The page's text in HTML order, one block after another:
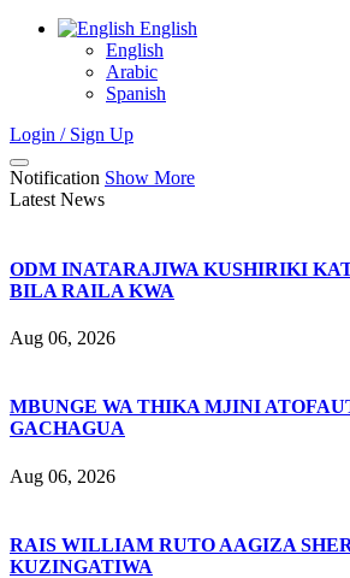
English
English
Arabic
Spanish
Login / Sign Up
Notification Show More
Latest News
ODM INATARAJIWA KUSHIRIKI
BILA RAILA KWA
Aug 06, 2026
MBUNGE WA THIKA MJINI
GACHAGUA
Aug 06, 2026
RAIS WILLIAM RUTO AAGIZA
KUZINGATIWA